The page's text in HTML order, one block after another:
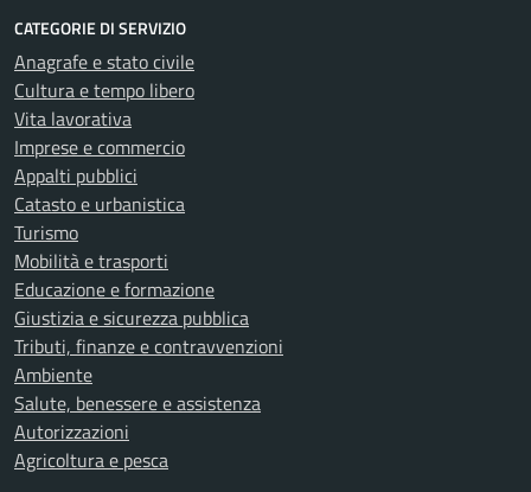
CATEGORIE DI SERVIZIO
Anagrafe e stato civile
Cultura e tempo libero
Vita lavorativa
Imprese e commercio
Appalti pubblici
Catasto e urbanistica
Turismo
Mobilità e trasporti
Educazione e formazione
Giustizia e sicurezza pubblica
Tributi, finanze e contravvenzioni
Ambiente
Salute, benessere e assistenza
Autorizzazioni
Agricoltura e pesca